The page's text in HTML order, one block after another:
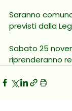
Saranno
previsti dalla
Sabato 25
riprenderanno